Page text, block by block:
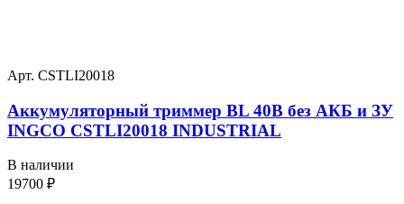
Арт. CSTLI20018
Аккумуляторный триммер BL 40В без АКБ и ЗУ
INGCO CSTLI20018 INDUSTRIAL
В наличии
19700 ₽